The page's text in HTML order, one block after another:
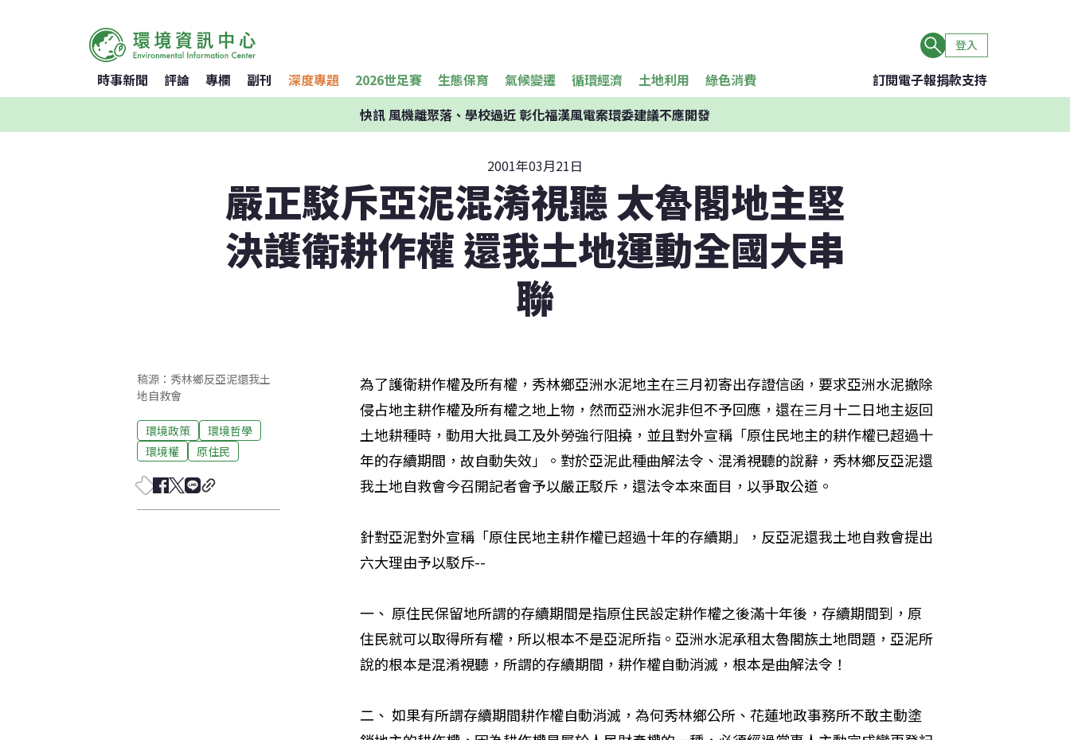
登入
時事新聞 評論 專欄 副刊 深度專題 2026世足賽 生態保育 氣候變遷 循環經濟 土地利用 綠色消費 訂閱電子報捐款支持
快訊風機離聚落、學校過近 彰化福漢風電案環委建議不應開發
2001年03月21日
嚴正駁斥亞泥混淆視聽 太魯閣地主堅
決護衛耕作權 還我土地運動全國大串
聯
稿源：秀林鄉反亞泥還我土
地自救會
環境政策
環境哲學
環境權
原住民
為了護衛耕作權及所有權，秀林鄉亞洲水泥地主在三月初寄出存證信函，要求亞洲水泥撤除
侵占地主耕作權及所有權之地上物，然而亞洲水泥非但不予回應，還在三月十二日地主返回
土地耕種時，動用大批員工及外勞強行阻撓，並且對外宣稱「原住民地主的耕作權已超過十
年的存續期間，故自動失效」。對於亞泥此種曲解法令、混淆視聽的說辭，秀林鄉反亞泥還
我土地自救會今召開記者會予以嚴正駁斥，還法令本來面目，以爭取公道。
針對亞泥對外宣稱「原住民地主耕作權已超過十年的存續期」，反亞泥還我土地自救會提出
六大理由予以駁斥--
一、 原住民保留地所謂的存續期間是指原住民設定耕作權之後滿十年後，存續期間到，原
住民就可以取得所有權，所以根本不是亞泥所指。亞洲水泥承租太魯閣族土地問題，亞泥所
說的根本是混淆視聽，所謂的存續期間，耕作權自動消滅，根本是曲解法令！
二、 如果有所謂存續期間耕作權自動消滅，為何秀林鄉公所、花蓮地政事務所不敢主動塗